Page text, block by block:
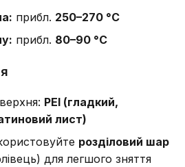
прибл. 250–270 °C
прибл. 80–90 °C
PEI (гладкий,
лист)
розділовий шар
для легшого зняття